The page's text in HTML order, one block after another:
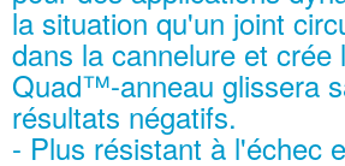
la situation qu'un joint
dans la cannelure et crée
Quad™-anneau glissera
résultats négatifs.
- Plus résistant à l'échec